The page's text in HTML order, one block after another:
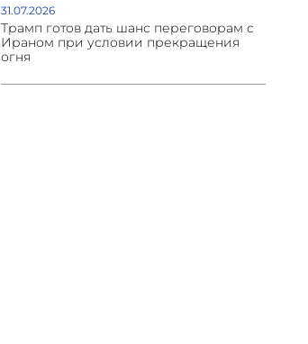
31.07.2026
Трамп готов дать шанс переговорам с
Ираном при условии прекращения
огня